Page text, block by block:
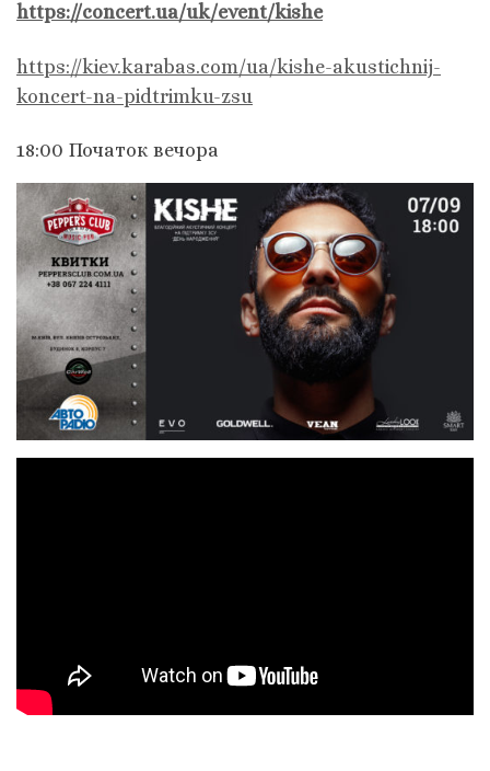
https://concert.ua/uk/event/kishe
https://kiev.karabas.com/ua/kishe-akustichnij-
koncert-na-pidtrimku-zsu
18:00 Початок вечора